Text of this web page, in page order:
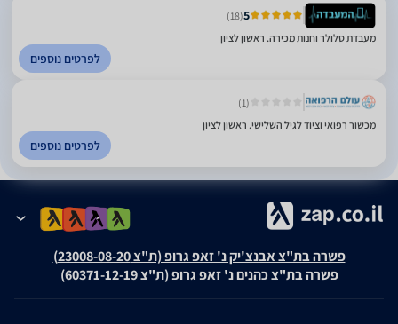
5
(18)
מעבדת סלולר וחנות מכירה. ראשון לציון
לפרטים נוספים
(1)
מכשור רפואי וציוד לגיל השלישי. ראשון לציון
לפרטים נוספים
פשרה בת"צ אבנצ'יק נ' זאפ גרופ (ת"צ 23008-08-20)
פשרה בת"צ כהנים נ' זאפ גרופ (ת"צ 60371-12-19)